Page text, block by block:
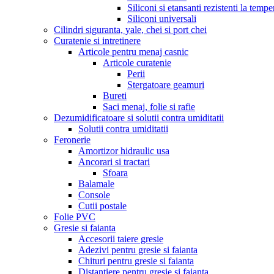
Siliconi si etansanti rezistenti la
Siliconi universali
Cilindri siguranta, yale, chei si port chei
Curatenie si intretinere
Articole pentru menaj casnic
Articole curatenie
Perii
Stergatoare geamuri
Bureti
Saci menaj, folie si rafie
Dezumidificatoare si solutii contra umiditatii
Solutii contra umiditatii
Feronerie
Amortizor hidraulic usa
Ancorari si tractari
Sfoara
Balamale
Console
Cutii postale
Folie PVC
Gresie si faianta
Accesorii taiere gresie
Adezivi pentru gresie si faianta
Chituri pentru gresie si faianta
Distantiere pentru gresie si faianta